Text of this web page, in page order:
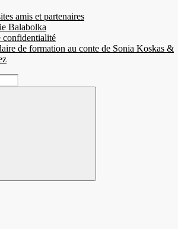
amis et partenaires
Balabolka
confidentialité
de formation au conte de Sonia Koskas &